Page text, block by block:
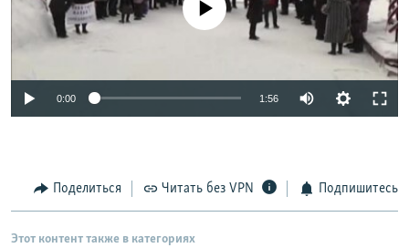
0:00 1:56
Поделиться Читать без VPN Подпишитесь
Этот контент также в категориях